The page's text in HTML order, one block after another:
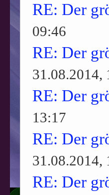
RE: Der
09:46
RE: Der
31.08.2014,
RE: Der
13:17
RE: Der
31.08.2014,
RE: Der